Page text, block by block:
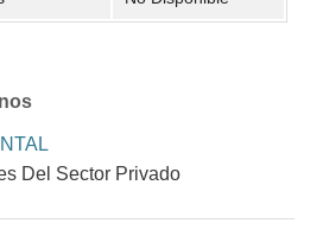
Del Sector Privado